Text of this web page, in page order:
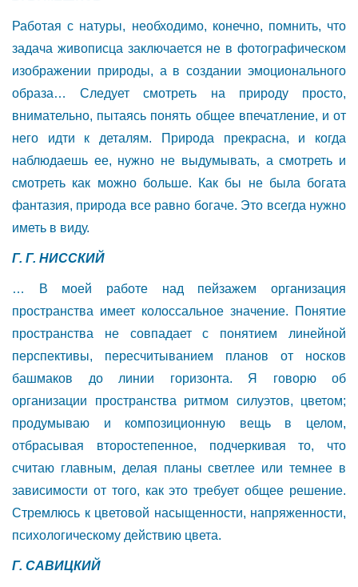
Работая с натуры, необходимо, конечно, помнить, что
задача живописца заключается не в фотографическом
изображении природы, а в создании эмоционального
образа… Следует смотреть на природу просто,
внимательно, пытаясь понять общее впечатление, и от
него идти к деталям. Природа прекрасна, и когда
наблюдаешь ее, нужно не выдумывать, а смотреть и
смотреть как можно больше. Как бы не была богата
фантазия, природа все равно богаче. Это всегда нужно
иметь в виду.
Г. Г. НИССКИЙ
… В моей работе над пейзажем организация
пространства имеет колоссальное значение. Понятие
пространства не совпадает с понятием линейной
перспективы, пересчитыванием планов от носков
башмаков до линии горизонта. Я говорю об
организации пространства ритмом силуэтов, цветом;
продумываю и композиционную вещь в целом,
отбрасывая второстепенное, подчеркивая то, что
считаю главным, делая планы светлее или темнее в
зависимости от того, как это требует общее решение.
Стремлюсь к цветовой насыщенности, напряженности,
психологическому действию цвета.
Г. САВИЦКИЙ